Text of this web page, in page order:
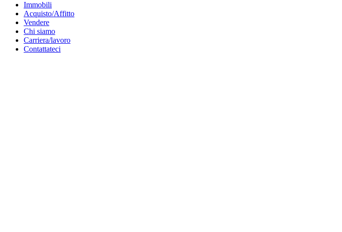
Immobili
Acquisto/Affitto
Vendere
Chi siamo
Carriera/lavoro
Contattateci